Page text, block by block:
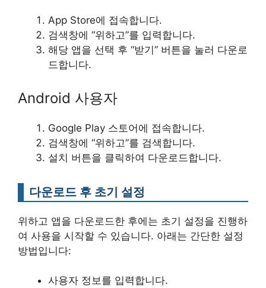
App Store에 접속합니다.
검색창에 “위하고”를 입력합니다.
해당 앱을 선택 후 “받기” 버튼을 눌러 다운로
드합니다.
Android 사용자
Google Play 스토어에 접속합니다.
검색창에 “위하고”를 검색합니다.
설치 버튼을 클릭하여 다운로드합니다.
다운로드 후 초기 설정
위하고 앱을 다운로드한 후에는 초기 설정을 진행하
여 사용을 시작할 수 있습니다. 아래는 간단한 설정
방법입니다:
사용자 정보를 입력합니다.